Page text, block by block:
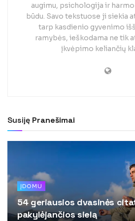
augimu, psichologija ir
būdu. Savo tekstuose ji siekia
tarp kasdienio gyvenimo
ramybės, ieškodama ne tik
įkvėpimo keliančių
Susiję Pranešimai
ĮDOMU
54 geriausios dvasinės
pakylėjančios sielą